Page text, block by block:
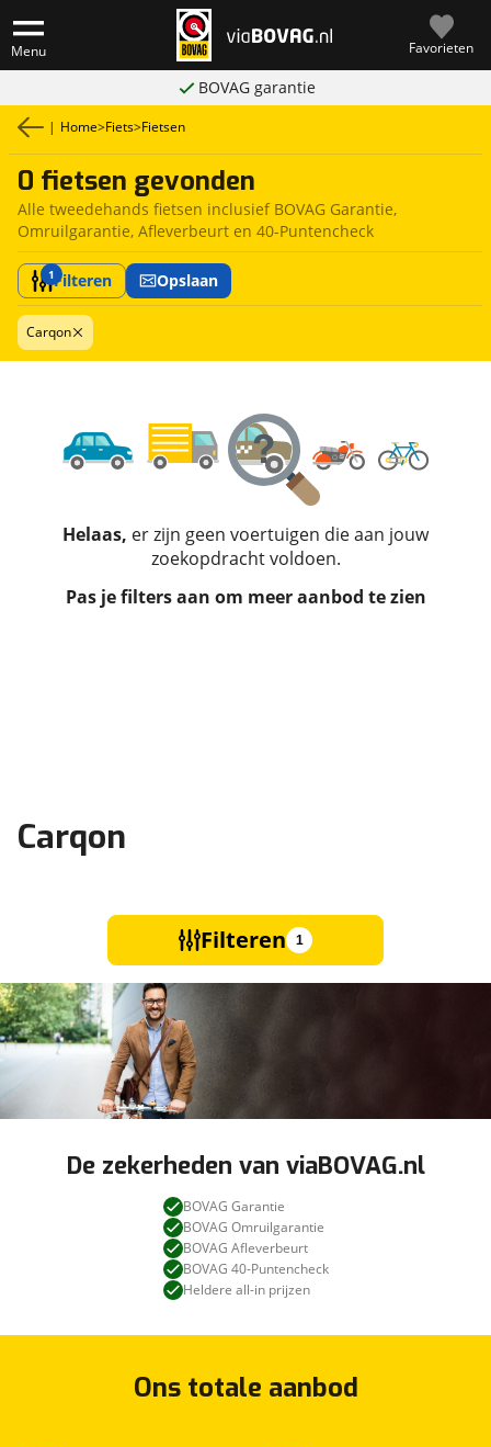
Menu Favorieten
BOVAG garantie
| Home>Fiets>Fietsen
0 fietsen gevonden
Alle tweedehands fietsen inclusief BOVAG Garantie,
Omruilgarantie, Afleverbeurt en 40-Puntencheck
1Filteren Opslaan
Carqon
Helaas, er zijn geen voertuigen die aan jouw
zoekopdracht voldoen.
Pas je filters aan om meer aanbod te zien
Carqon
Filteren 1
De zekerheden van viaBOVAG.nl
BOVAG Garantie
BOVAG Omruilgarantie
BOVAG Afleverbeurt
BOVAG 40-Puntencheck
Heldere all-in prijzen
Ons totale aanbod